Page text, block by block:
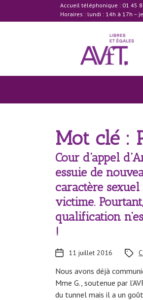
Accueil téléphonique : 01 45
Horaires : lundi : 14h à 17h –
Mot clé :
Cour d’appel
essuie de
caractère
victime.
qualification
!
Nous avons déjà
Mme G., soutenue par
du tunnel mais il a un
11 juillet 2016